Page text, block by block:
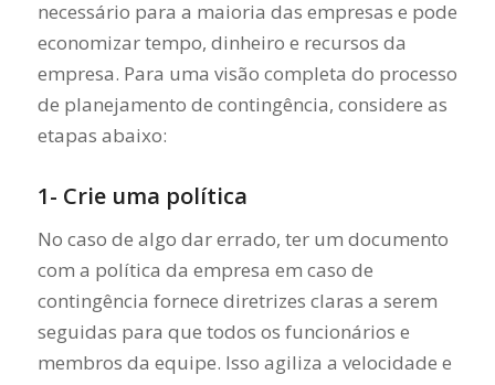
necessário para a maioria das empresas e pode
economizar tempo, dinheiro e recursos da
empresa. Para uma visão completa do processo
de planejamento de contingência, considere as
etapas abaixo:
1- Crie uma política
No caso de algo dar errado, ter um documento
com a política da empresa em caso de
contingência fornece diretrizes claras a serem
seguidas para que todos os funcionários e
membros da equipe. Isso agiliza a velocidade e